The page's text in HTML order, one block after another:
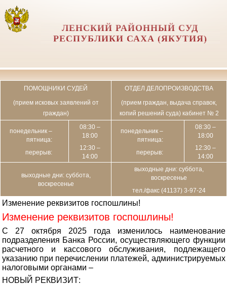
ЛЕНСКИЙ РАЙОННЫЙ СУД
РЕСПУБЛИКИ САХА (ЯКУТИЯ)
ПОМОЩНИКИ СУДЕЙ
(прием исковых заявлений от
граждан)
ОТДЕЛ ДЕЛОПРОИЗВОДСТВА
(прием граждан, выдача справок,
копий решений суда) кабинет № 2
понедельник –
пятница:
перерыв:
08:30 –
18:00
12:30 –
14:00
понедельник –
пятница:
перерыв:
08:30 –
18:00
12:30 –
14:00
выходные дни: суббота,
воскресенье
выходные дни: суббота,
воскресенье
тел./факс (41137) 3-97-24
Изменение реквизитов госпошлины!
Изменение реквизитов госпошлины!
С 27 октября 2025 года изменилось наименование
подразделения Банка России, осуществляющего функции
расчетного и кассового обслуживания, подлежащего
указанию при перечислении платежей, администрируемых
налоговыми органами –
НОВЫЙ РЕКВИЗИТ: